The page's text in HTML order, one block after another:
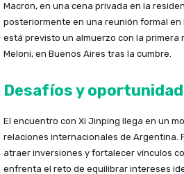
Macron, en una cena privada en la
posteriormente en una reunión formal en
está previsto un almuerzo con la primera
Meloni, en Buenos Aires tras la cumbre.
Desafíos y
El encuentro con Xi Jinping llega en un
relaciones internacionales de Argentina.
atraer inversiones y fortalecer vínculos
enfrenta el reto de equilibrar intereses